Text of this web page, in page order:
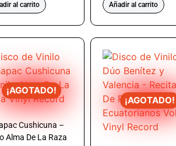
al carrito Añadir al carrito
¡AGOTADO!
Cushicuna –
Alma De La Raza
¡AGOTADO!